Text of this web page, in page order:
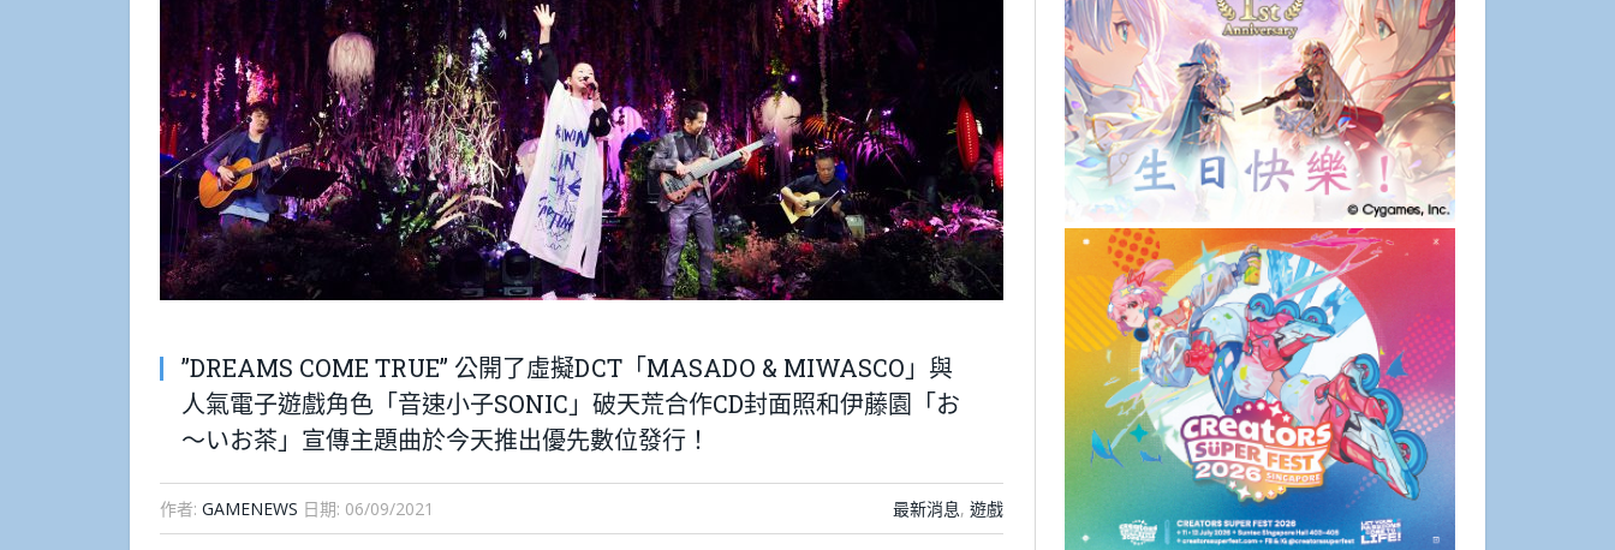
”DREAMS COME TRUE” 公開了虛擬DCT「MASADO & MIWASCO」與
人氣電子遊戲角色「音速小子SONIC」破天荒合作CD封面照和伊藤園「お
～いお茶」宣傳主題曲於今天推出優先數位發行！
作者: GAMENEWS 日期: 06/09/2021 最新消息, 遊戲